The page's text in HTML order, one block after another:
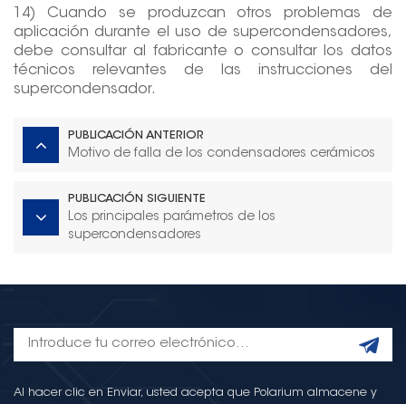
14) Cuando se produzcan otros problemas de
aplicación durante el uso de supercondensadores,
debe consultar al fabricante o consultar los datos
técnicos relevantes de las instrucciones del
supercondensador.
PUBLICACIÓN ANTERIOR
Motivo de falla de los condensadores cerámicos
PUBLICACIÓN SIGUIENTE
Los principales parámetros de los
supercondensadores
Al hacer clic en Enviar, usted acepta que Polarium almacene y